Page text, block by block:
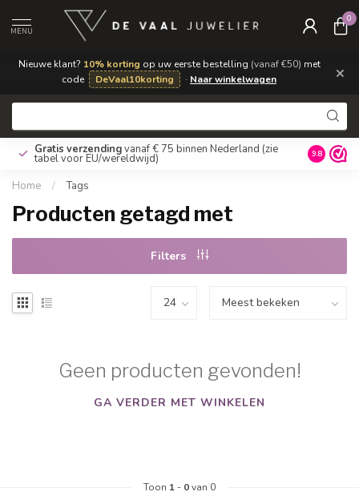
Nieuwe klant? 10% korting op uw eerste bestelling (vanaf €50) met
code
DeVaal10korting · Naar winkelwagen ×
MENU
0
Gratis verzendingvanaf € 75 binnen Nederland (zie
tabel voor EU/wereldwijd) 9.8
Home / Tags
Producten getagd met
Filters
Geen producten gevonden!
GA VERDER MET WINKELEN
Toon 1 - 0van 0